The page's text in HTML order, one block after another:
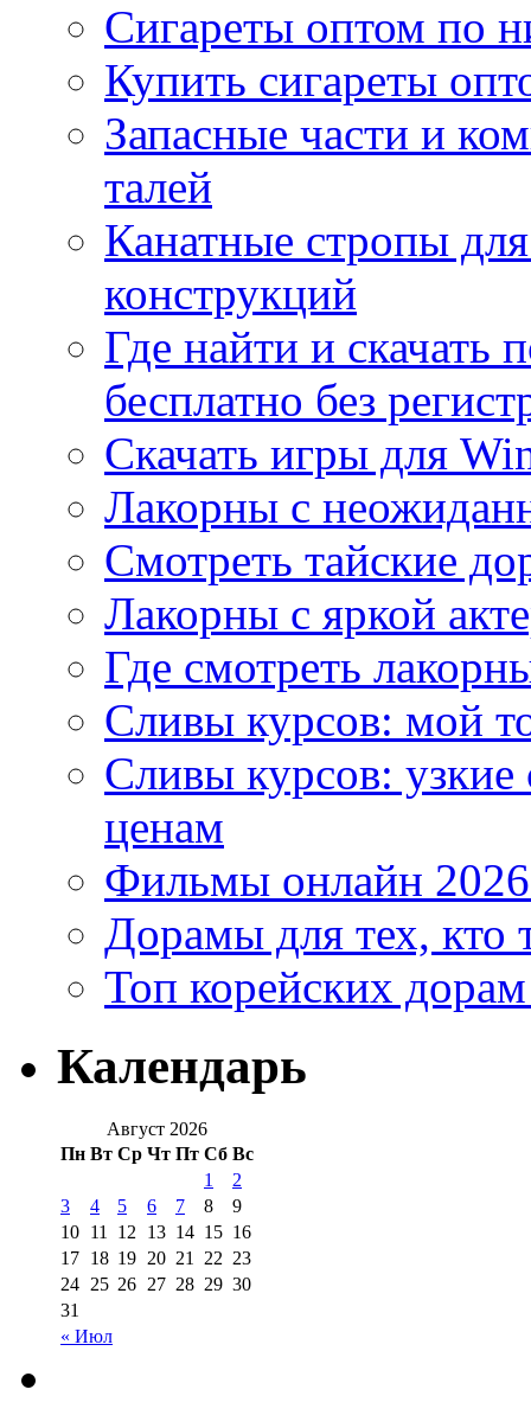
Сигареты оптом по
Купить сигареты
Запасные части и
талей
Канатные стропы
конструкций
Где найти и
бесплатно без
Скачать игры для
Лакорны с
Смотреть тайские
Лакорны с яркой
Где смотреть
Сливы курсов: мой
Сливы курсов:
ценам
Фильмы онлайн
Дорамы для тех, кто
Топ корейских
Календарь
Август 2026
Пн Вт Ср Чт Пт Сб Вс
« Июл
1
2
3
4 5 6 7 8
9
10 11 12 13 14 15 16
17 18 19 20 21 22 23
24 25 26 27 28 29 30
31